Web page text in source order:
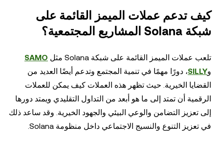
كيف تدعم عملات الميمز القائمة على
شبكة Solana المشاريع المجتمعية؟
تلعب عملات الميمز القائمة على شبكة Solana مثل
SAMO
وSILLY، دورًا مهمًا في تنمية المجتمع وتدعم أيضًا العديد من
القضايا الخيرية. حيث تظهر هذه العملات كيف يمكن للعملات
الرقمية أن تمتد إلى ما هو أبعد من التداول التقليدي ويمتد دورها
إلى تعزيز التضامن والوعي البيئي والجهود الخيرية. وقد ساعد ذلك
في تعزيز التنوع والنسيج الاجتماعي داخل منظومة Solana.